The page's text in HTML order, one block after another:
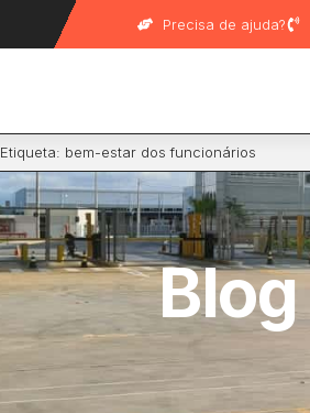
Precisa de ajuda?
Etiqueta: bem-estar dos funcionários
Blog